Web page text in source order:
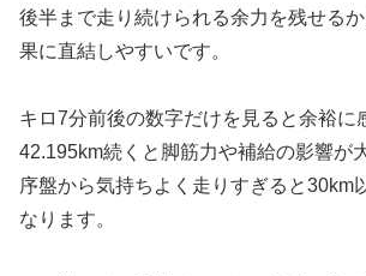
後半まで走り続けられる余力を残せる
果に直結しやすいです。
キロ7分前後の数字だけを見ると余裕に
42.195km続くと脚筋力や補給の影響が
序盤から気持ちよく走りすぎると30km
なります。